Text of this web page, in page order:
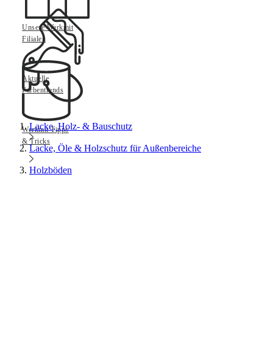
Unsere Werkmit
Filialen
Aktuelle
Farbentrends
Werkmit Tipps
& Tricks
Lacke, Holz- & Bauschutz
Lacke, Öle & Holzschutz für Außenbereiche
Holzböden